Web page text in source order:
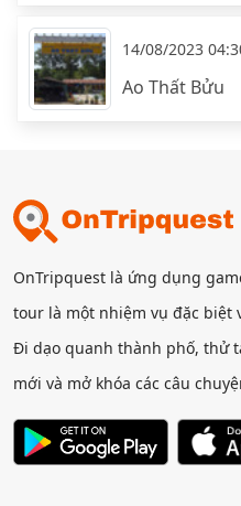
14/08/2023
Ao Thất Bửu
OnTripquest là ứng dụng
tour là một nhiệm vụ đặc biệt
Đi dạo quanh thành phố, thử
mới và mở khóa các câu